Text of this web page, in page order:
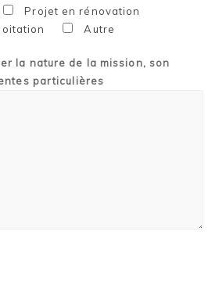
Projet en rénovation
Autre
la nature de la mission, son
particulières